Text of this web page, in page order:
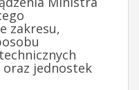
zakresu,
jednostek